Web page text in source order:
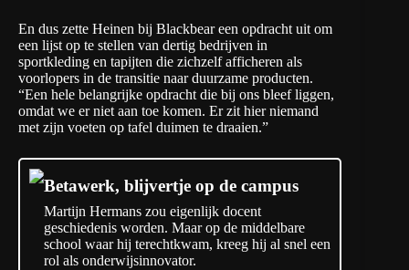
En dus zette Heinen bij Blackbear een opdracht uit om
een lijst op te stellen van dertig bedrijven in
sportkleding en tapijten die zichzelf afficheren als
voorlopers in de transitie naar duurzame producten.
“Een hele belangrijke opdracht die bij ons bleef liggen,
omdat we er niet aan toe komen. Er zit hier niemand
met zijn voeten op tafel duimen te draaien.”
Betawerk, blijvertje op de campus
Martijn Hermans zou eigenlijk docent
geschiedenis worden. Maar op de middelbare
school waar hij terechtkwam, kreeg hij al snel een
rol als onderwijsinnovator.